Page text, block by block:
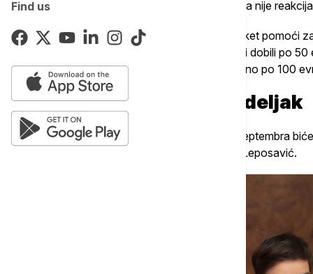
Find usKurti tvrdi i da njihova poseta tim opštinama nije
Na konferenciji za novinare najavio je i paket pomoći
po kome bi od septembra javni funkcioneri dobili po
zaposleni u javnim preduzećima jednokratno po 100
Brnabić na KiM u ponedeljak
Premijerka Ana Brnabić u ponedeljak, 5. septembra
će posetiti Kosovsku Mitrovicu, Zvečan i Leposavić.